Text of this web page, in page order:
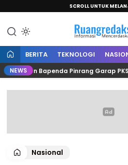
SCROLL UNTUK
Ruang
Informasi
BERITA TEKNOLOGI
NEWS
Bapenda Pinrang Garap PKS Zona
Nasional